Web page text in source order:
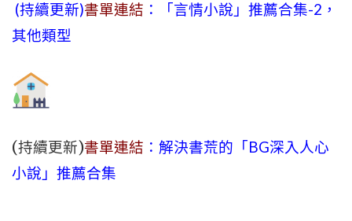
(持續更新)書單連結 ：「言情小說」推薦合集-2，
其他類型
(持續更新)書單連結 ：解決書荒的「BG深入人心
小說」推薦合集